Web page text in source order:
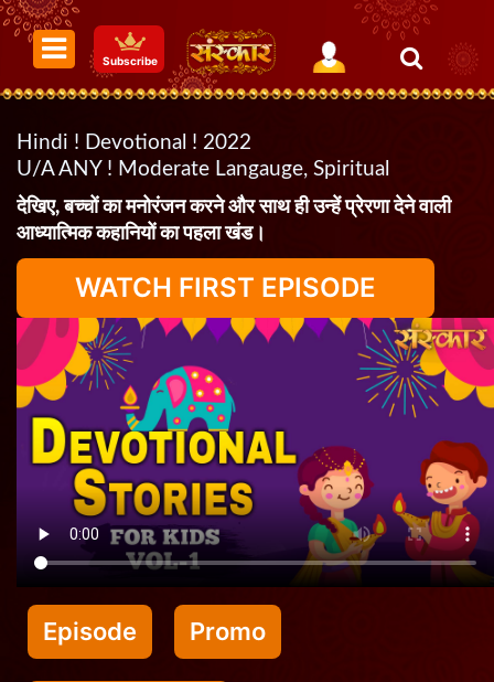
Subscribe
Hindi ! Devotional ! 2022
U/A ANY ! Moderate Langauge, Spiritual
देखिए, बच्चों का मनोरंजन करने और साथ ही उन्हें प्रेरणा देने वाली
आध्यात्मिक कहानियों का पहला खंड।
WATCH FIRST EPISODE
Episode Promo